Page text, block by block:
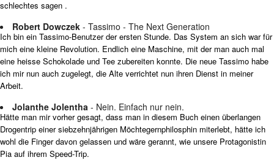
schlechtes sagen .
Robert Dowczek - Tassimo - The Next Generation
Ich bin ein Tassimo-Benutzer der ersten Stunde. Das System an sich war für
mich eine kleine Revolution. Endlich eine Maschine, mit der man auch mal
eine heisse Schokolade und Tee zubereiten konnte. Die neue Tassimo habe
ich mir nun auch zugelegt, die Alte verrichtet nun ihren Dienst in meiner
Arbeit.
Jolanthe Jolentha - Nein. Einfach nur nein.
Hätte man mir vorher gesagt, dass man in diesem Buch einen überlangen
Drogentrip einer siebzehnjährigen Möchtegernphilosphin miterlebt, hätte ich
wohl die Finger davon gelassen und wäre gerannt, wie unsere Protagonistin
Pia auf ihrem Speed-Trip.